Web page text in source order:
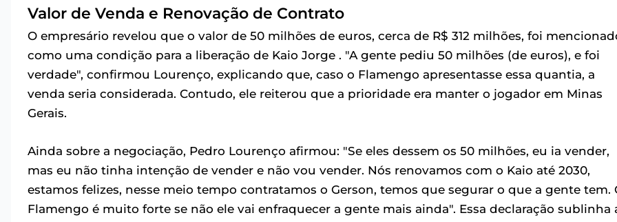
Valor de Venda e Renovação de Contrato
O empresário revelou que o valor de 50 milhões de euros, cerca de R$ 312 milhões, foi
como uma condição para a liberação de Kaio Jorge . "A gente pediu 50 milhões (de euros), e foi
verdade", confirmou Lourenço, explicando que, caso o Flamengo apresentasse essa quantia, a
venda seria considerada. Contudo, ele reiterou que a prioridade era manter o jogador em Minas
Gerais.
Ainda sobre a negociação, Pedro Lourenço afirmou: "Se eles dessem os 50 milhões, eu ia vender,
mas eu não tinha intenção de vender e não vou vender. Nós renovamos com o Kaio até 2030,
estamos felizes, nesse meio tempo contratamos o Gerson, temos que segurar o que a gente tem.
Flamengo é muito forte se não ele vai enfraquecer a gente mais ainda". Essa declaração sublinha